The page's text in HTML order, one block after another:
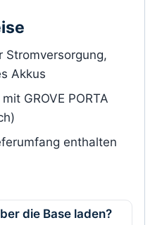
Stromversorgung,
Akkus
GROVE PORTA
enthalten
die Base laden?